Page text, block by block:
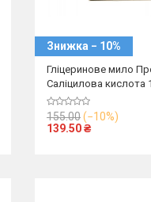
Знижка − 10%
Гліцеринове мило
Саліцилова кислота
155.00(−10%)
139.50₴